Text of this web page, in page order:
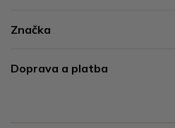
Značka
Doprava a platba